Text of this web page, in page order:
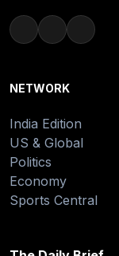
NETWORK
India Edition
US & Global
Politics
Economy
Sports Central